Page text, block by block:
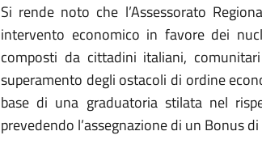
Si rende noto che l’Assessorato
intervento economico in favore dei
composti da cittadini italiani,
superamento degli ostacoli di ordine
base di una graduatoria stilata nel
prevedendo l’assegnazione di un Bonus